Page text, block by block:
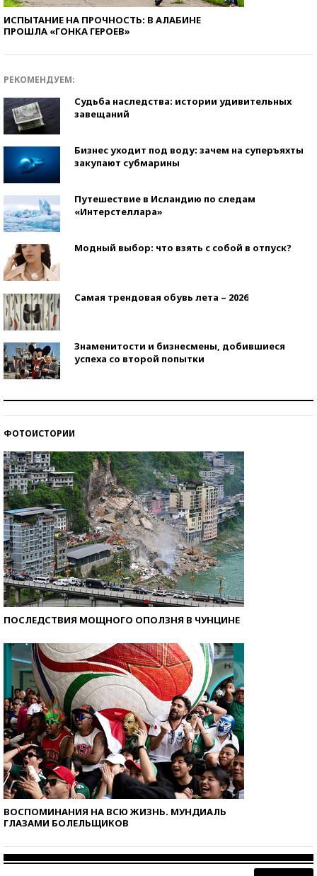
ИСПЫТАНИЕ НА ПРОЧНОСТЬ: В АЛАБИНЕ
ПРОШЛА «ГОНКА ГЕРОЕВ»
РЕКОМЕНДУЕМ:
Судьба наследства: истории удивительных
завещаний
Бизнес уходит под воду: зачем на суперъяхты
закупают субмарины
Путешествие в Исландию по следам
«Интерстеллара»
Модный выбор: что взять с собой в отпуск?
Самая трендовая обувь лета – 2026
Знаменитости и бизнесмены, добившиеся
успеха со второй попытки
ФОТОИСТОРИИ
ПОСЛЕДСТВИЯ МОЩНОГО ОПОЛЗНЯ В ЧУНЦИНЕ
ВОСПОМИНАНИЯ НА ВСЮ ЖИЗНЬ. МУНДИАЛЬ
ГЛАЗАМИ БОЛЕЛЬЩИКОВ